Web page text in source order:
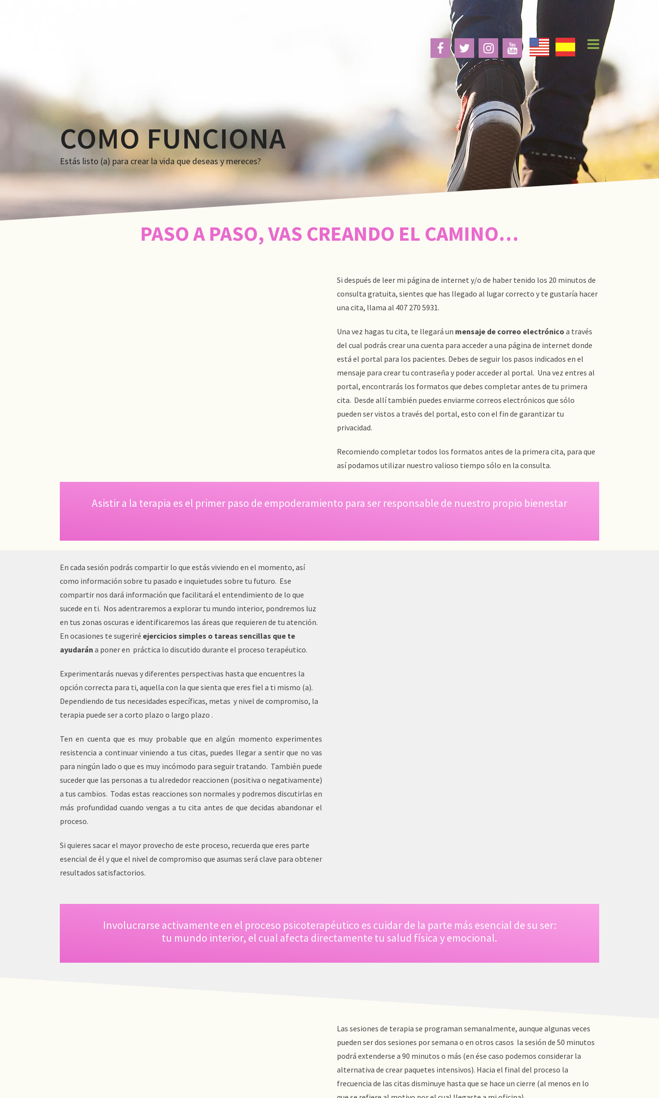
COMO FUNCIONA
Estás listo (a) para crear la vida que deseas y mereces?
PASO A PASO, VAS CREANDO EL CAMINO…
Si después de leer mi página de internet y/o de haber tenido los 20 minutos de
consulta gratuita, sientes que has llegado al lugar correcto y te gustaría hacer
una cita, llama al 407 270 5931.
Una vez hagas tu cita, te llegará un mensaje de correo electrónico a través
del cual podrás crear una cuenta para acceder a una página de internet donde
está el portal para los pacientes. Debes de seguir los pasos indicados en el
mensaje para crear tu contraseña y poder acceder al portal. Una vez entres al
portal, encontrarás los formatos que debes completar antes de tu primera
cita. Desde allí también puedes enviarme correos electrónicos que sólo
pueden ser vistos a través del portal, esto con el fin de garantizar tu
privacidad.
Recomiendo completar todos los formatos antes de la primera cita, para que
así podamos utilizar nuestro valioso tiempo sólo en la consulta.
Asistir a la terapia es el primer paso de empoderamiento para ser responsable de nuestro propio bienestar
En cada sesión podrás compartir lo que estás viviendo en el momento, así
como información sobre tu pasado e inquietudes sobre tu futuro. Ese
compartir nos dará información que facilitará el entendimiento de lo que
sucede en ti. Nos adentraremos a explorar tu mundo interior, pondremos luz
en tus zonas oscuras e identificaremos las áreas que requieren de tu atención.
En ocasiones te sugeriré ejercicios simples o tareas sencillas que te
ayudarán a poner en práctica lo discutido durante el proceso terapéutico.
Experimentarás nuevas y diferentes perspectivas hasta que encuentres la
opción correcta para ti, aquella con la que sienta que eres fiel a ti mismo (a).
Dependiendo de tus necesidades específicas, metas y nivel de compromiso, la
terapia puede ser a corto plazo o largo plazo .
Ten en cuenta que es muy probable que en algún momento experimentes
resistencia a continuar viniendo a tus citas, puedes llegar a sentir que no vas
para ningún lado o que es muy incómodo para seguir tratando. También puede
suceder que las personas a tu alrededor reaccionen (positiva o negativamente)
a tus cambios. Todas estas reacciones son normales y podremos discutirlas en
más profundidad cuando vengas a tu cita antes de que decidas abandonar el
proceso.
Si quieres sacar el mayor provecho de este proceso, recuerda que eres parte
esencial de él y que el nivel de compromiso que asumas será clave para obtener
resultados satisfactorios.
Involucrarse activamente en el proceso psicoterapéutico es cuidar de la parte más esencial de su ser:
tu mundo interior, el cual afecta directamente tu salud física y emocional.
Las sesiones de terapia se programan semanalmente, aunque algunas veces
pueden ser dos sesiones por semana o en otros casos la sesión de 50 minutos
podrá extenderse a 90 minutos o más (en ése caso podemos considerar la
alternativa de crear paquetes intensivos). Hacia el final del proceso la
frecuencia de las citas disminuye hasta que se hace un cierre (al menos en lo
Home
Expectations
How it Works
─ NEWSLETTER